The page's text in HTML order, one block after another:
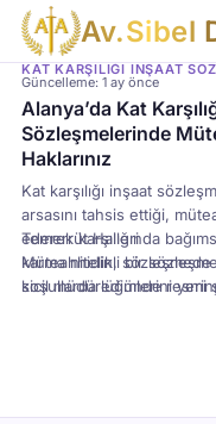
Av.Sibel
KAT KARŞILIĞI İNŞAAT
Güncelleme: 1 ay önce
Alanya’da Kat
Sözleşmelerinde
Haklarınız
Kat karşılığı inşaat
arsasını tahsis ettiği,
ederek karşılığında
karma nitelikli bir
sicil müdürlüğünde resmi
Temerrüt Halleri
Müteahhidin, sözleşmede
koşullarda edimlerini